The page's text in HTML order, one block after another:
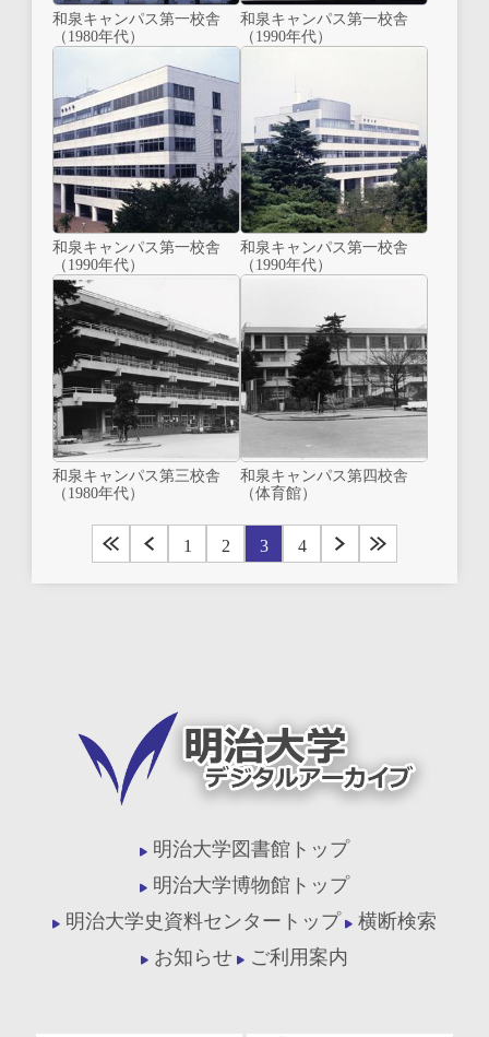
和泉キャンパス第一校舎
（1980年代）
和泉キャンパス第一校舎
（1990年代）
和泉キャンパス第一校舎
（1990年代）
和泉キャンパス第一校舎
（1990年代）
和泉キャンパス第三校舎
（1980年代）
和泉キャンパス第四校舎
（体育館）
1 2 3 4
明治大学図書館トップ
明治大学博物館トップ
明治大学史資料センタートップ
横断検索
お知らせ
ご利用案内